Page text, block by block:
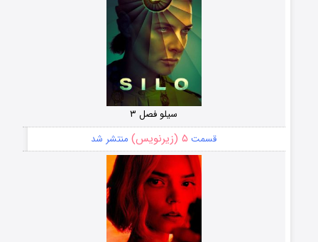
سیلو فصل ۳
قسمت ۵ (زیرنویس) منتشر شد